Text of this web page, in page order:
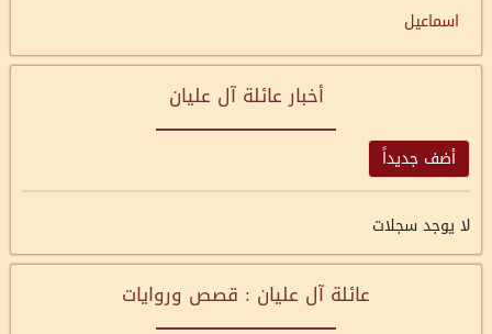
اسماعيل
أخبار عائلة آل عليان
أضف جديداً
لا يوجد سجلات
عائلة آل عليان : قصص وروايات